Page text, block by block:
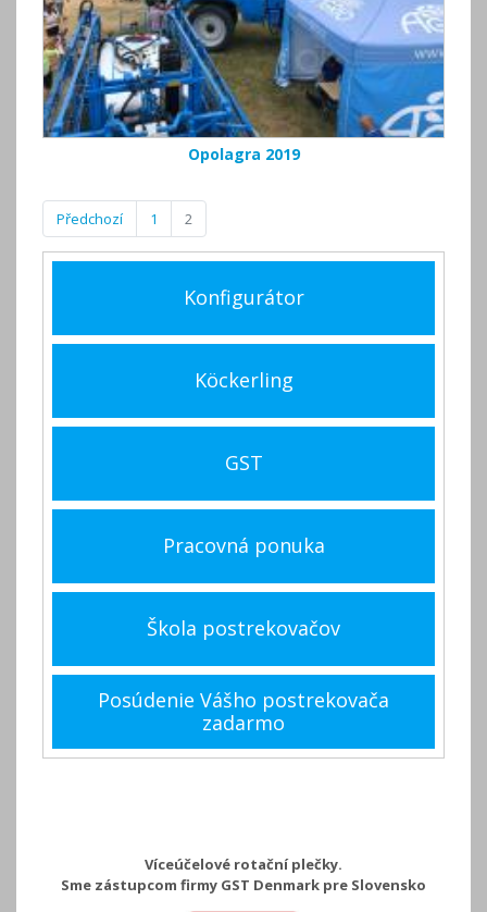
Opolagra 2019
Předchozí 1 2
Konfigurátor
Köckerling
GST
Pracovná ponuka
Škola postrekovačov
Posúdenie Vášho postrekovača
zadarmo
Víceúčelové rotační plečky.
Sme zástupcom firmy GST Denmark pre Slovensko